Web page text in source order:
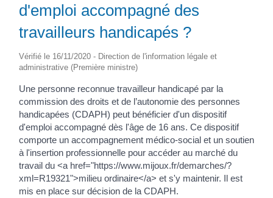
d'emploi accompagné des
travailleurs handicapés ?
Vérifié le 16/11/2020 - Direction de l'information légale et
administrative (Première ministre)
Une personne reconnue travailleur handicapé par la
commission des droits et de l’autonomie des personnes
handicapées (CDAPH) peut bénéficier d'un dispositif
d'emploi accompagné dès l'âge de 16 ans. Ce dispositif
comporte un accompagnement médico-social et un soutien
à l'insertion professionnelle pour accéder au marché du
travail du <a href="https://www.mijoux.fr/demarches/?
xml=R19321">milieu ordinaire</a> et s'y maintenir. Il est
mis en place sur décision de la CDAPH.